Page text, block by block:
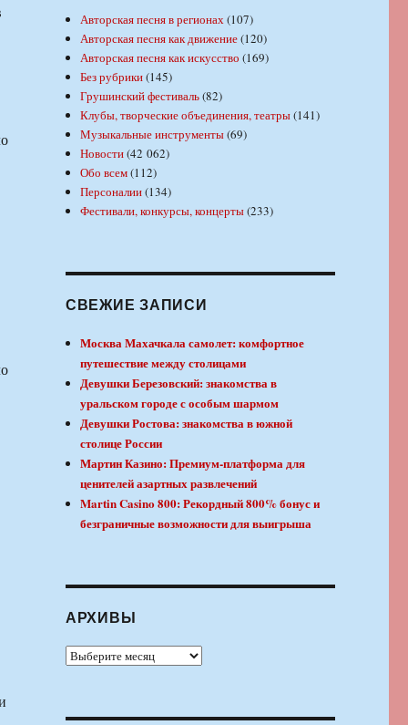
Авторская песня в регионах(107)
Авторская песня как движение(120)
Авторская песня как искусство (169)
Без рубрики(145)
Грушинский фестиваль(82)
Клубы, творческие объединения, театры(141)
Музыкальные инструменты(69)
Новости(42 062)
Обо всем(112)
Персоналии(134)
Фестивали, конкурсы, концерты(233)
СВЕЖИЕ ЗАПИСИ
Москва Махачкала самолет: комфортное
путешествие между столицами
Девушки Березовский: знакомства в
уральском городе с особым шармом
Девушки Ростова: знакомства в южной
столице России
Мартин Казино: Премиум-платформа для
ценителей азартных развлечений
Martin Casino 800: Рекордный 800% бонус и
безграничные возможности для выигрыша
АРХИВЫ
Архивы